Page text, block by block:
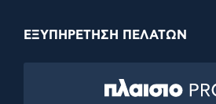
ΕΞΥΠΗΡΕΤΗΣΗ ΠΕΛΑΤΩΝ